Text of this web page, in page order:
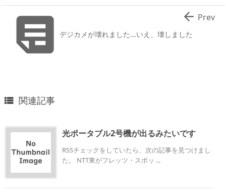
デジカメが壊れました...いえ、壊しました
 Prev
 関連記事
光ポータブル2号機が出るみたいです
RSSチェックをしていたら、次の記事を見つけまし
た。 NTT東がフレッツ・スポッ ...